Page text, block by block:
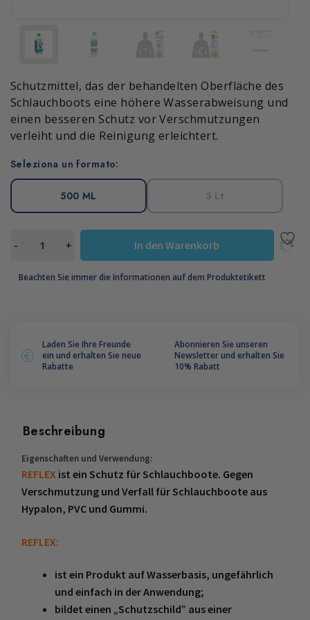
Schutzmittel, das der behandelten Oberfläche des
Schlauchboots eine höhere Wasserabweisung und
einen besseren Schutz vor Verschmutzungen
verleiht und die Reinigung erleichtert.
Seleziona un formato:
500 ML 5 Lt
- + In den Warenkorb
Beachten Sie immer die Informationen auf dem Produktetikett
Laden Sie Ihre Freunde
ein und erhalten Sie neue
Rabatte
Abonnieren Sie unseren
Newsletter und erhalten Sie
10% Rabatt
Beschreibung
Eigenschaften und Verwendung:
REFLEX ist ein Schutz für Schlauchboote. Gegen
Verschmutzung und Verfall für Schlauchboote aus
Hypalon, PVC und Gummi.
REFLEX:
ist ein Produkt auf Wasserbasis, ungefährlich
und einfach in der Anwendung;
bildet einen „Schutzschild” aus einer